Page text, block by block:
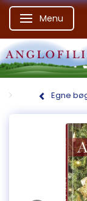
SkifteMenu
Egne